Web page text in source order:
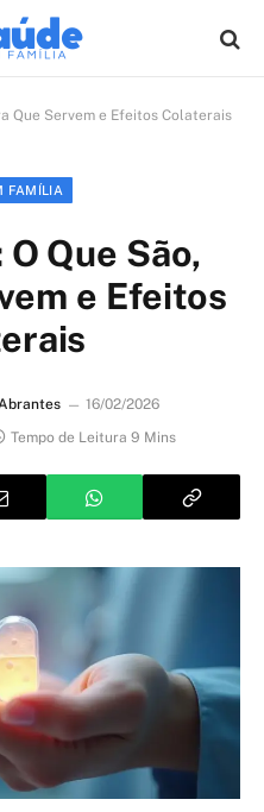
Que Servem e Efeitos Colaterais
FAMÍLIA
Que São,
e Efeitos
16/02/2026
Tempo de Leitura 9 Mins